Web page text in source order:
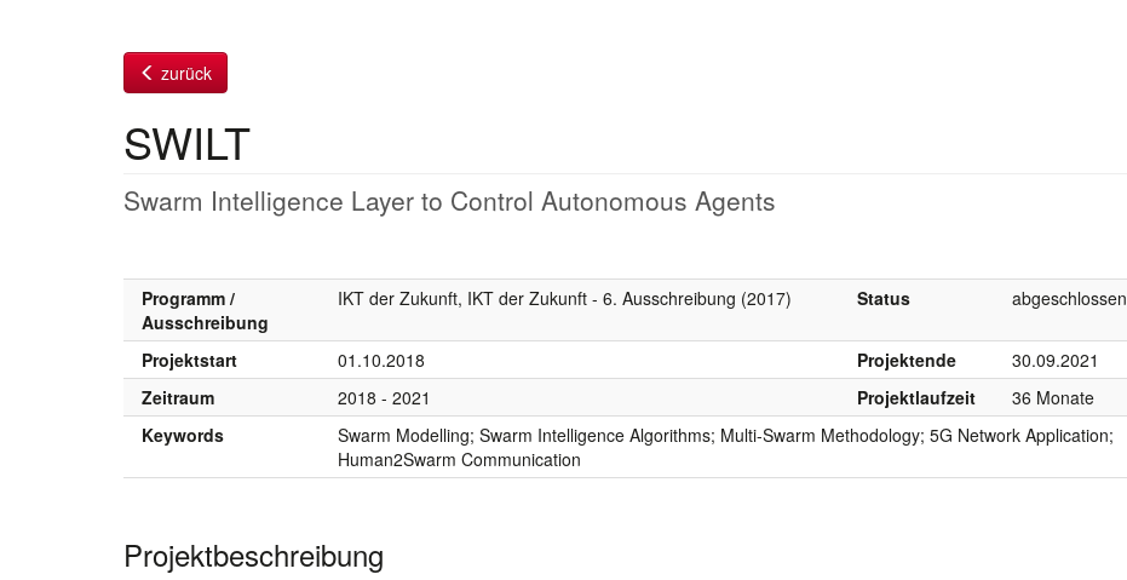
zurück
SWILT
Swarm Intelligence Layer to Control Autonomous Agents
Programm /
Ausschreibung
IKT der Zukunft, IKT der Zukunft - 6. Ausschreibung (2017) Status abgeschlossen
Projektstart 01.10.2018 Projektende
30.09.2021
Zeitraum
2018 - 2021 Projektlaufzeit
36 Monate
Keywords
Swarm Modelling; Swarm Intelligence Algorithms; Multi-Swarm Methodology; 5G Network Application;
Human2Swarm Communication
Projektbeschreibung